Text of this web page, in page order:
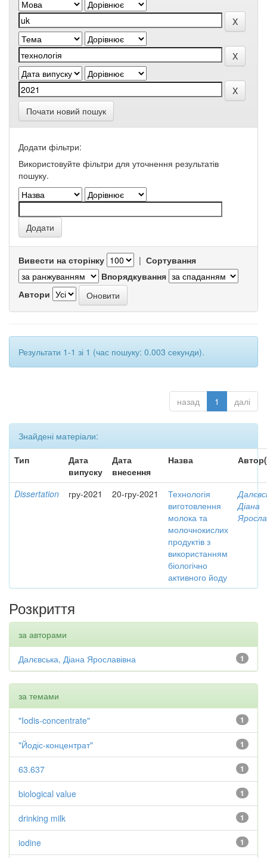
Почати новий пошук
Додати фільтри:
Використовуйте фільтри для уточнення результатів
пошуку.
Вивести на сторінку | Сортування
Впорядкування
Автори
Результати 1-1 зі 1 (час пошуку: 0.003 секунди).
назад 1 далі
Знайдені матеріали:
Тип
Дата
випуску
Дата
внесення
Назва
Dissertation гру-2021 20-гру-2021
Технологія
виготовлення
молока та
молочнокислих
продуктів з
використанням
біологічно
активного йоду
Діана
Розкриття
за авторами
1
Далєвська, Діана Ярославівна
за темами
1
"Iodis-concentrate"
1
"Йодіс-концентрат"
1
63.637
1
biological value
1
drinking milk
1
iodine